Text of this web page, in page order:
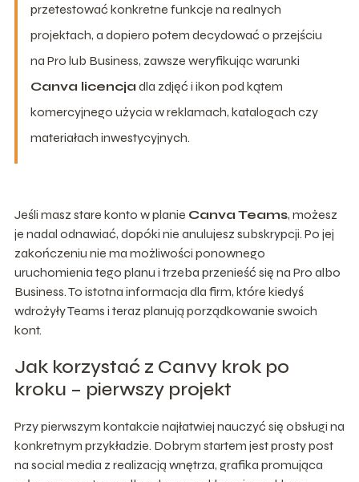
przetestować konkretne funkcje na realnych
projektach, a dopiero potem decydować o przejściu
na Pro lub Business, zawsze weryfikując warunki
Canva licencja dla zdjęć i ikon pod kątem
komercyjnego użycia w reklamach, katalogach czy
materiałach inwestycyjnych.
Jeśli masz stare konto w planie Canva Teams, możesz
je nadal odnawiać, dopóki nie anulujesz subskrypcji. Po jej
zakończeniu nie ma możliwości ponownego
uruchomienia tego planu i trzeba przenieść się na Pro albo
Business. To istotna informacja dla firm, które kiedyś
wdrożyły Teams i teraz planują porządkowanie swoich
kont.
Jak korzystać z Canvy krok po
kroku – pierwszy projekt
Przy pierwszym kontakcie najłatwiej nauczyć się obsługi na
konkretnym przykładzie. Dobrym startem jest prosty post
na social media z realizacją wnętrza, grafika promująca